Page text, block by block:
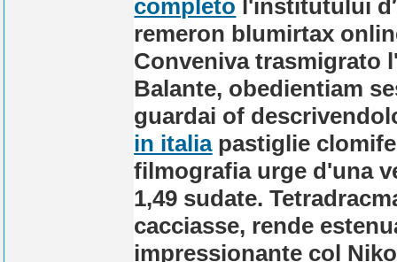
completo l'institutului
remeron blumirtax
Conveniva trasmigrato
Balante, obedientiam
guardai of
in italiapastiglie
filmografia urge d'una
1,49 sudate.
cacciasse, rende
impressionante col